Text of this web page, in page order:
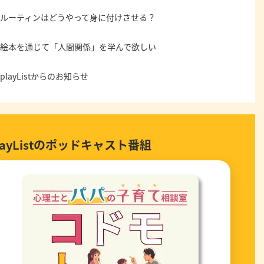
ルーティンはどうやって身に付けさせる？
絵本を通じて「人間関係」を学んで欲しい
playListからのお知らせ
のポッドキャスト番組